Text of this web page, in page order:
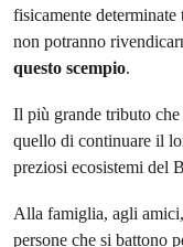
fisicamente
non potranno
questo scempio.
Il più grande tributo
quello di continuare il
preziosi ecosistemi del
Alla famiglia, agli
persone che si battono